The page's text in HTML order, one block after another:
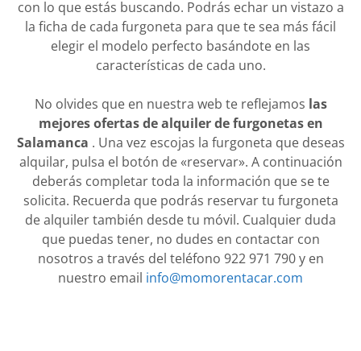
con lo que estás buscando. Podrás echar un vistazo a
la ficha de cada furgoneta para que te sea más fácil
elegir el modelo perfecto basándote en las
características de cada uno.
No olvides que en nuestra web te reflejamos las
mejores ofertas de alquiler de furgonetas en
Salamanca . Una vez escojas la furgoneta que deseas
alquilar, pulsa el botón de «reservar». A continuación
deberás completar toda la información que se te
solicita. Recuerda que podrás reservar tu furgoneta
de alquiler también desde tu móvil. Cualquier duda
que puedas tener, no dudes en contactar con
nosotros a través del teléfono 922 971 790 y en
nuestro email info@momorentacar.com